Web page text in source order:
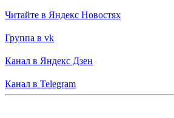
Читайте в Яндекс Новостях
Группа в vk
Канал в Яндекс Дзен
Канал в Telegram